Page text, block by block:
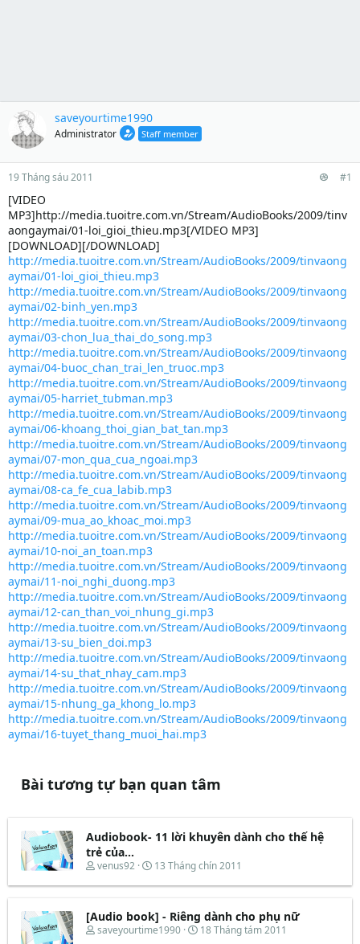
saveyourtime1990
Administrator Staff member
19 Tháng sáu 2011 #1
[VIDEO
MP3]http://media.tuoitre.com.vn/Stream/AudioBooks/2009/tinv
aongaymai/01-loi_gioi_thieu.mp3[/VIDEO MP3]
[DOWNLOAD][/DOWNLOAD]
http://media.tuoitre.com.vn/Stream/AudioBooks/2009/tinvaong
aymai/01-loi_gioi_thieu.mp3
http://media.tuoitre.com.vn/Stream/AudioBooks/2009/tinvaong
aymai/02-binh_yen.mp3
http://media.tuoitre.com.vn/Stream/AudioBooks/2009/tinvaong
aymai/03-chon_lua_thai_do_song.mp3
http://media.tuoitre.com.vn/Stream/AudioBooks/2009/tinvaong
aymai/04-buoc_chan_trai_len_truoc.mp3
http://media.tuoitre.com.vn/Stream/AudioBooks/2009/tinvaong
aymai/05-harriet_tubman.mp3
http://media.tuoitre.com.vn/Stream/AudioBooks/2009/tinvaong
aymai/06-khoang_thoi_gian_bat_tan.mp3
http://media.tuoitre.com.vn/Stream/AudioBooks/2009/tinvaong
aymai/07-mon_qua_cua_ngoai.mp3
http://media.tuoitre.com.vn/Stream/AudioBooks/2009/tinvaong
aymai/08-ca_fe_cua_labib.mp3
http://media.tuoitre.com.vn/Stream/AudioBooks/2009/tinvaong
aymai/09-mua_ao_khoac_moi.mp3
http://media.tuoitre.com.vn/Stream/AudioBooks/2009/tinvaong
aymai/10-noi_an_toan.mp3
http://media.tuoitre.com.vn/Stream/AudioBooks/2009/tinvaong
aymai/11-noi_nghi_duong.mp3
http://media.tuoitre.com.vn/Stream/AudioBooks/2009/tinvaong
aymai/12-can_than_voi_nhung_gi.mp3
http://media.tuoitre.com.vn/Stream/AudioBooks/2009/tinvaong
aymai/13-su_bien_doi.mp3
http://media.tuoitre.com.vn/Stream/AudioBooks/2009/tinvaong
aymai/14-su_that_nhay_cam.mp3
http://media.tuoitre.com.vn/Stream/AudioBooks/2009/tinvaong
aymai/15-nhung_ga_khong_lo.mp3
http://media.tuoitre.com.vn/Stream/AudioBooks/2009/tinvaong
aymai/16-tuyet_thang_muoi_hai.mp3
Bài tương tự bạn quan tâm
Audiobook- 11 lời khuyên dành cho thế hệ
trẻ của...
T
r
a
d
venus92
N
à
b
ắ
13 Tháng chín 2011
[Audio book] - Riêng dành cho phụ nữ
T
saveyourtime1990
N
18 Tháng tám 2011